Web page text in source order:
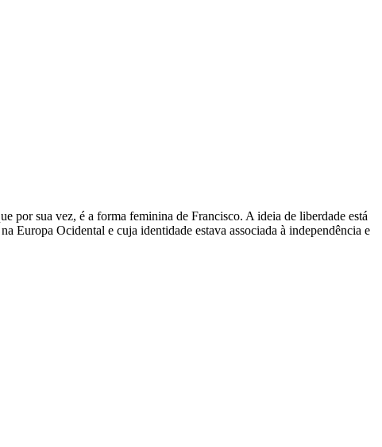
por sua vez, é a forma feminina de Francisco. A ideia de liberdade está
Europa Ocidental e cuja identidade estava associada à independência e